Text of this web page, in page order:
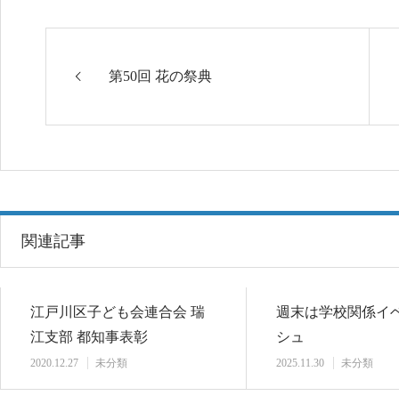
第50回 花の祭典
関連記事
江戸川区子ども会連合会 瑞
江支部 都知事表彰
2020.12.27 未分類
週末は学校関係イ
シュ
2025.11.30 未分類